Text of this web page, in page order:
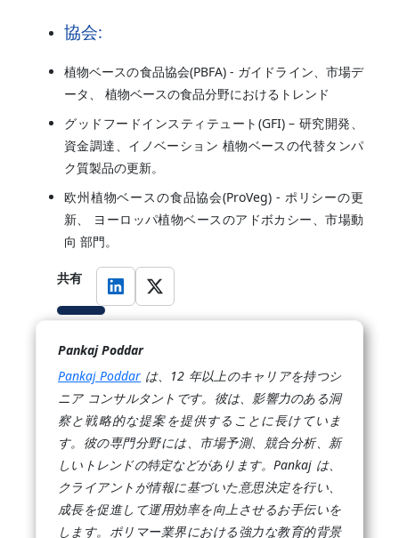
協会:
植物ベースの食品協会(PBFA) - ガイドライン、市場デ
ータ、 植物ベースの食品分野におけるトレンド
グッドフードインスティテュート(GFI) – 研究開発、
資金調達、イノベーション 植物ベースの代替タンパ
ク質製品の更新。
欧州植物ベースの食品協会(ProVeg) - ポリシーの更
新、 ヨーロッパ植物ベースのアドボカシー、市場動
向 部門。
共有
Pankaj Poddar
Pankaj Poddar は、12 年以上のキャリアを持つシ
ニア コンサルタントです。彼は、影響力のある洞
察と戦略的な提案を提供することに長けていま
す。彼の専門分野には、市場予測、競合分析、新
しいトレンドの特定などがあります。Pankaj は、
クライアントが情報に基づいた意思決定を行い、
成長を促進して運用効率を向上させるお手伝いを
します。ポリマー業界における強力な教育的背景